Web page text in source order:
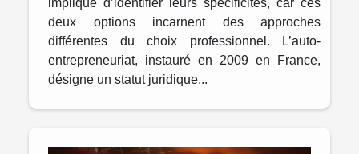
implique d’identifier leurs spécificités, car ces
deux options incarnent des approches
différentes du choix professionnel. L’auto-
entrepreneuriat, instauré en 2009 en France,
désigne un statut juridique...